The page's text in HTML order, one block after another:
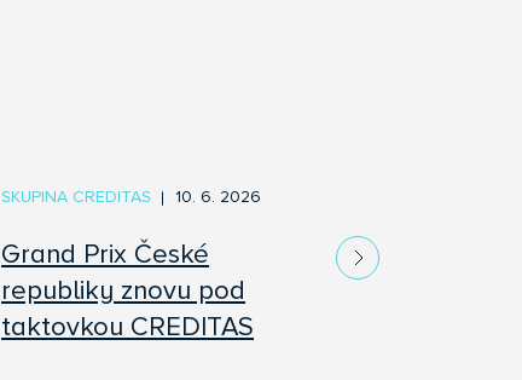
Grand Prix České
republiky znovu pod
taktovkou CREDITAS
10. 6. 2026
SKUPINA CREDITAS